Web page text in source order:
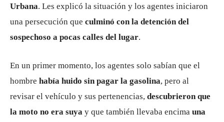
Urbana. Les explicó la situación y los agentes iniciaron
una persecución que culminó con la detención del
sospechoso a pocas calles del lugar.
En un primer momento, los agentes solo sabían que el
hombre había huido sin pagar la gasolina, pero al
revisar el vehículo y sus pertenencias, descubrieron que
la moto no era suya y que también llevaba encima una